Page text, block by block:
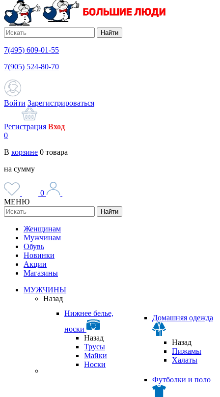
Найти
7(495) 609-01-55
7(905) 524-80-70
Войти Зарегистрироваться
Регистрация Вход
0
В корзине 0 товара
на сумму
0
МЕНЮ
Найти
Женщинам
Мужчинам
Обувь
Новинки
Акции
Магазины
МУЖЧИНЫ
Назад
Нижнее белье,
носки
Назад
Трусы
Майки
Носки
Домашняя одежда
Назад
Пижамы
Халаты
Футболки и поло